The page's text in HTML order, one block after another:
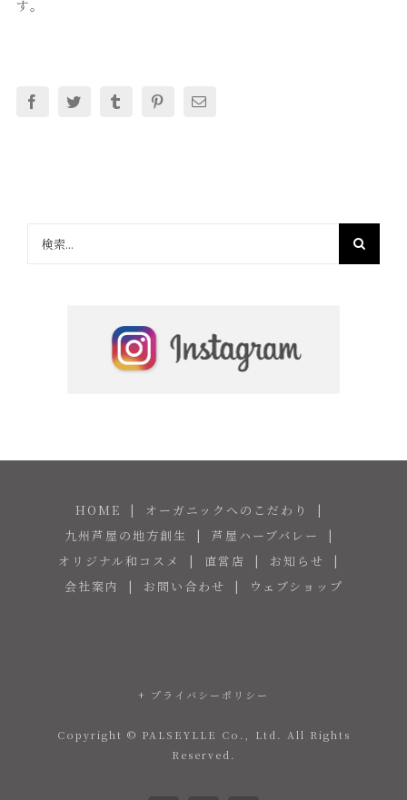
す。
FacebookTwitterTumblr Pinterest
HOME
オーガニックへのこだわり
九州芦屋の地方創生
芦屋ハーブバレー
オリジナル和コスメ
直営店
お知らせ
会社案内
お問い合わせ ウェブショップ
+ プライバシーポリシー
Copyright © PALSEYLLE Co., Ltd. All Rights
Reserved.